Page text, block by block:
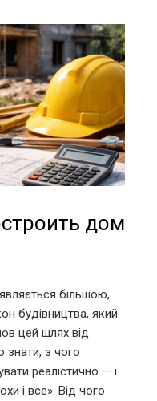
дом
більшою,
будівництва, який
цей шлях від
з чого
реалістично — і
і все». Від чого